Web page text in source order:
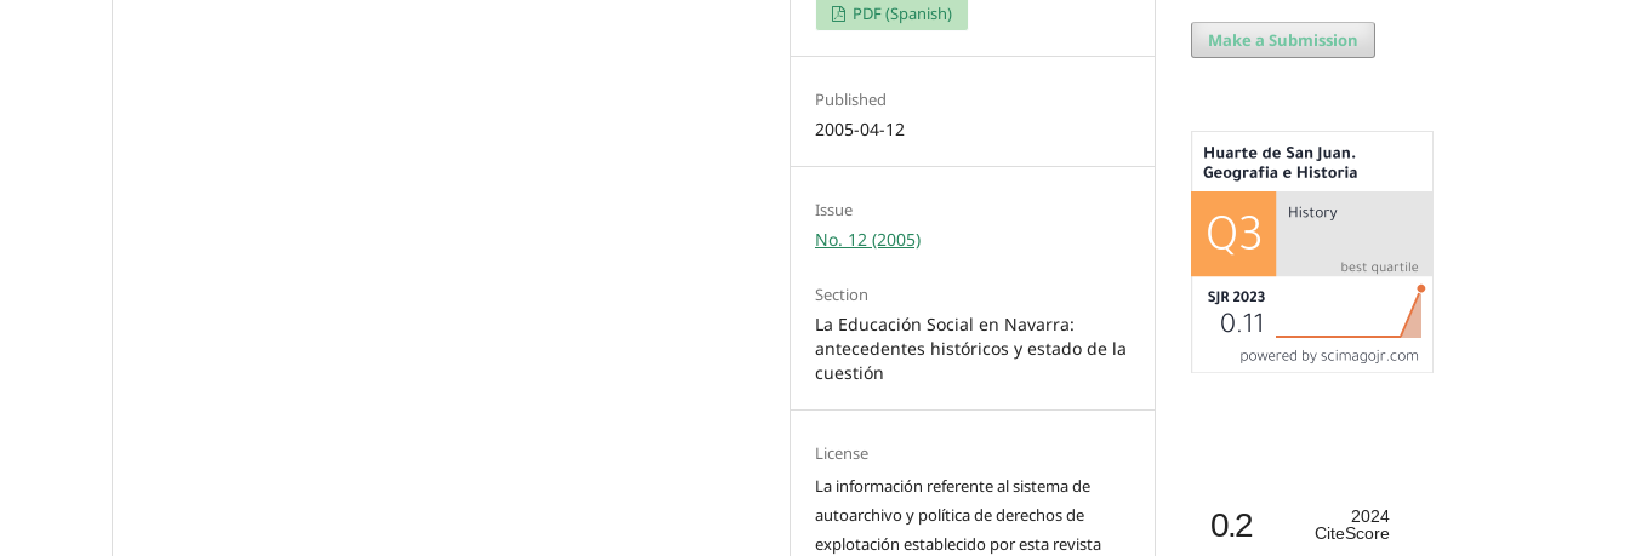
PDF (Spanish)
Published
2005-04-12
Issue
No. 12 (2005)
Section
La Educación Social en Navarra:
antecedentes históricos y estado de la
cuestión
License
La información referente al sistema de
autoarchivo y política de derechos de
explotación establecido por esta revista
Make a Submission
0.2
2024
CiteScore